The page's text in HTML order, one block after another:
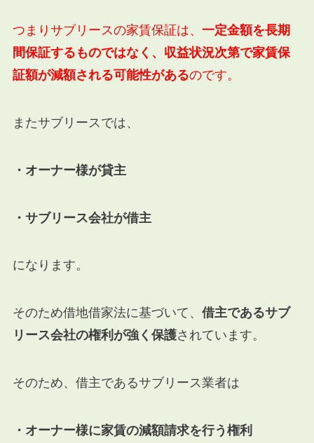
つまりサブリースの家賃保証は、 一定金額を長期
間保証するものではなく、収益状況次第で家賃保
証額が減額される可能性があるのです。
またサブリースでは、
・オーナー様が貸主
・サブリース会社が借主
になります。
そのため借地借家法に基づいて、 借主であるサブ
リース会社の権利が強く保護されています。
そのため、借主であるサブリース業者は
・オーナー様に家賃の減額請求を行う権利